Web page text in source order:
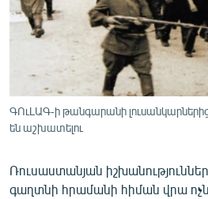
ՄԵԿՆԱԲԱՆՈՒԹՅՈՒՆ
ՏՏ ԵՒ ԻՆՏԵՐՆԵՏ
ԿՈՐՈՆԱՎԻՐՈՒՍ
ԱՐԽԻՎ
ՏԵՍԱՆՅՈՒԹԵՐ
ԲԱՆԱՎԵՃ
ՁԳՏԵԼՈՎ ԼԱՎԱԳՈՒՅՆԻՆ
ԳՈւԼԱԳ-ի թանգարանի
են աշխատելու
Ռուսաստանյան
գաղտնի հրամանի հիման վրա